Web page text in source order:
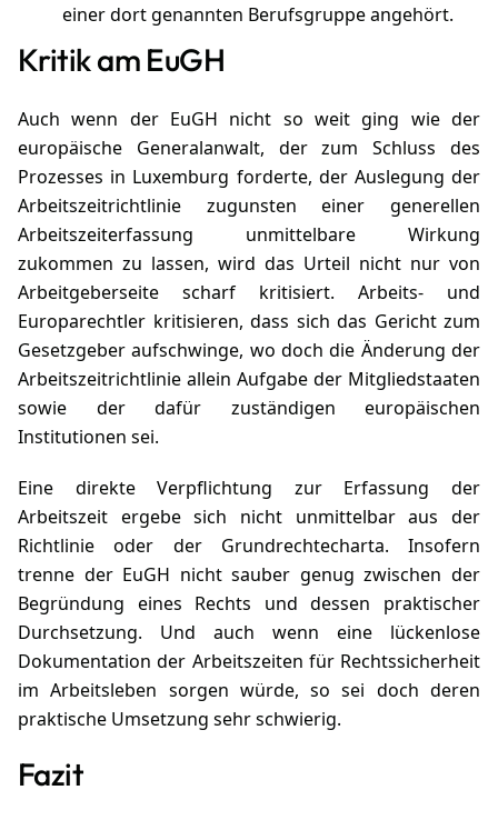
einer dort genannten Berufsgruppe angehört.
Kritik am EuGH
Auch wenn der EuGH nicht so weit ging wie der
europäische Generalanwalt, der zum Schluss des
Prozesses in Luxemburg forderte, der Auslegung der
Arbeitszeitrichtlinie zugunsten einer generellen
Arbeitszeiterfassung unmittelbare Wirkung
zukommen zu lassen, wird das Urteil nicht nur von
Arbeitgeberseite scharf kritisiert. Arbeits- und
Europarechtler kritisieren, dass sich das Gericht zum
Gesetzgeber aufschwinge, wo doch die Änderung der
Arbeitszeitrichtlinie allein Aufgabe der Mitgliedstaaten
sowie der dafür zuständigen europäischen
Institutionen sei.
Eine direkte Verpflichtung zur Erfassung der
Arbeitszeit ergebe sich nicht unmittelbar aus der
Richtlinie oder der Grundrechtecharta. Insofern
trenne der EuGH nicht sauber genug zwischen der
Begründung eines Rechts und dessen praktischer
Durchsetzung. Und auch wenn eine lückenlose
Dokumentation der Arbeitszeiten für Rechtssicherheit
im Arbeitsleben sorgen würde, so sei doch deren
praktische Umsetzung sehr schwierig.
Fazit